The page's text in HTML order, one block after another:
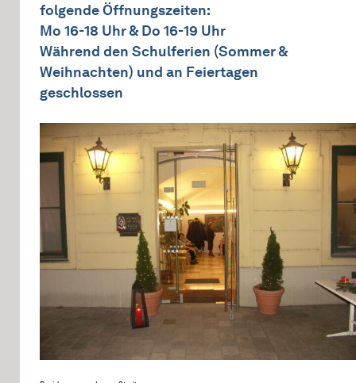
folgende Öffnungszeiten:
Mo 16-18 Uhr & Do 16-19 Uhr
Während den Schulferien (Sommer &
Weihnachten) und an Feiertagen
geschlossen